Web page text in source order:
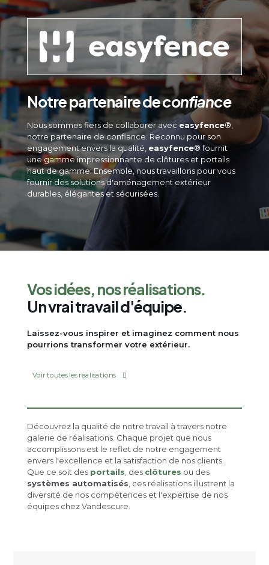
Notre partenaire deconfiance
Nous sommes fiers de collaborer avec easyfence®,
notre partenaire de confiance. Reconnu pour son
engagement envers la qualité, easyfence® fournit
une gamme impressionnante de clôtures et portails
haut de gamme. Ensemble, nous travaillons pour vous
fournir des solutions d'aménagement extérieur
durables, élégantes et sécurisées.
Vos idées, nos réalisations.
Un vrai travail d'équipe.
Laissez-vous inspirer et imaginez comment nous
pourrions transformer votre extérieur.
Voir toutes les réalisations
Découvrez la qualité de notre travail à travers notre
galerie de réalisations. Chaque projet que nous
accomplissons est le reflet de notre engagement
envers l'excellence et la satisfaction de nos clients.
Que ce soit des portails , des clôtures ou des
systèmes automatisés , ces réalisations illustrent la
diversité de nos compétences et l'expertise de nos
équipes chez Vandescure.